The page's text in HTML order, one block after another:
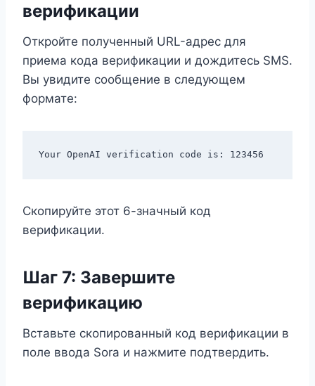
верификации
Откройте полученный URL-адрес для
приема кода верификации и дождитесь SMS.
Вы увидите сообщение в следующем
формате:
Скопируйте этот 6-значный код
верификации.
Шаг 7: Завершите
верификацию
Вставьте скопированный код верификации в
поле ввода Sora и нажмите подтвердить.